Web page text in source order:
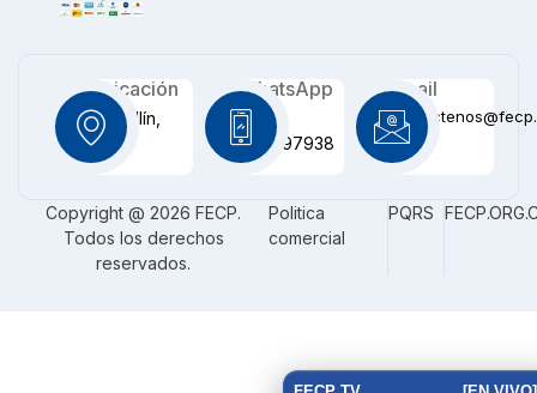
Ubicación
Medellín,
CO
WhatsApp
+57
3116097938
Email
Copyright @ 2026 FECP.
Todos los derechos
reservados.
Politica
comercial
PQRS